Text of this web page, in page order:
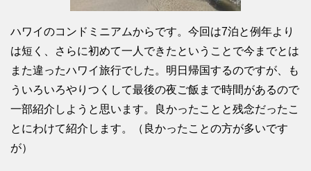
ハワイのコンドミニアムからです。今回は7泊と例年より
は短く、さらに初めて一人できたということで今までとは
また違ったハワイ旅行でした。明日帰国するのですが、も
ういろいろやりつくして最後の夜ご飯まで時間があるので
一部紹介しようと思います。良かったことと残念だったこ
とにわけて紹介します。（良かったことの方が多いです
が）